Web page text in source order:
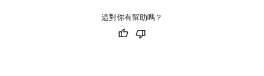
這對你有幫助嗎？